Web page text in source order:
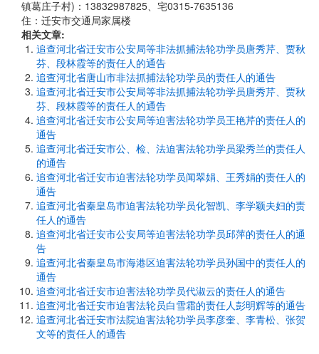
镇葛庄子村)：13832987825、宅0315-7635136
住：迁安市交通局家属楼
相关文章:
追查河北省迁安市公安局等非法抓捕法轮功学员唐秀芹、贾秋
芬、段林霞等的责任人的通告
追查河北省唐山市非法抓捕法轮功学员的责任人的通告
追查河北省迁安市公安局等非法抓捕法轮功学员唐秀芹、贾秋
芬、段林霞等的责任人的通告
追查河北省迁安市公安局等迫害法轮功学员王艳芹的责任人的
通告
追查河北省迁安市公、检、法迫害法轮功学员梁秀兰的责任人
的通告
追查河北省迁安市迫害法轮功学员闻翠娟、王秀娟的责任人的
通告
追查河北省秦皇岛市迫害法轮功学员化智凯、李学颖夫妇的责
任人的通告
追查河北省迁安市公安局等迫害法轮功学员邱萍的责任人的通
告
追查河北省秦皇岛市海港区迫害法轮功学员孙国中的责任人的
通告
追查河北省迁安市迫害法轮功学员代淑云的责任人的通告
追查河北省迁安市迫害法轮员白雪霜的责任人彭明辉等的通告
追查河北省迁安市法院迫害法轮功学员李彦奎、李青松、张贺
文等的责任人的通告